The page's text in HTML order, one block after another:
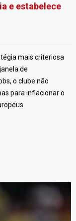
e estabelece
mais criteriosa
de
o clube não
para inflacionar o